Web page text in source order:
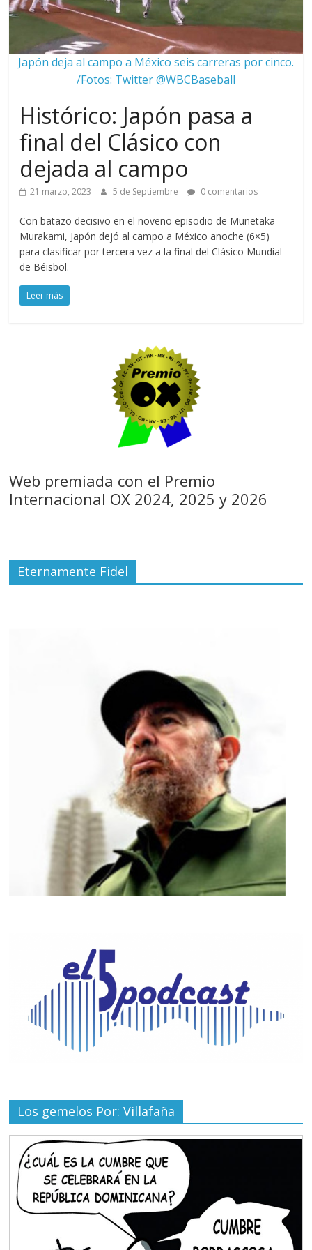
Japón deja al campo a México seis carreras por cinco.
/Fotos: Twitter @WBCBaseball
Histórico: Japón pasa a
final del Clásico con
dejada al campo
21 marzo, 2023 5 de Septiembre 0 comentarios
Con batazo decisivo en el noveno episodio de Munetaka
Murakami, Japón dejó al campo a México anoche (6×5)
para clasificar por tercera vez a la final del Clásico Mundial
de Béisbol.
Leer más
Web premiada con el Premio
Internacional OX 2024, 2025 y 2026
Eternamente Fidel
Los gemelos Por: Villafaña